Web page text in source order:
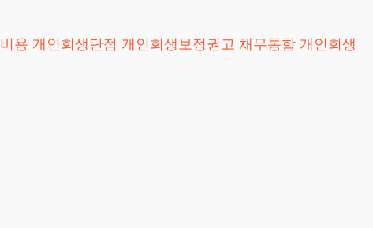
용 개인회생단점 개인회생보정권고 채무통합 개인회생